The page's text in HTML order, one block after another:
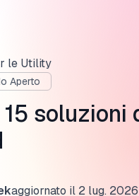
le Utility
Aperto
soluzioni
aggiornato il 2 lug. 2026
per smart grid
(EaaS)